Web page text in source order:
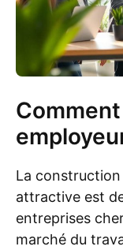
La construction
attractive est
entreprises
marché du